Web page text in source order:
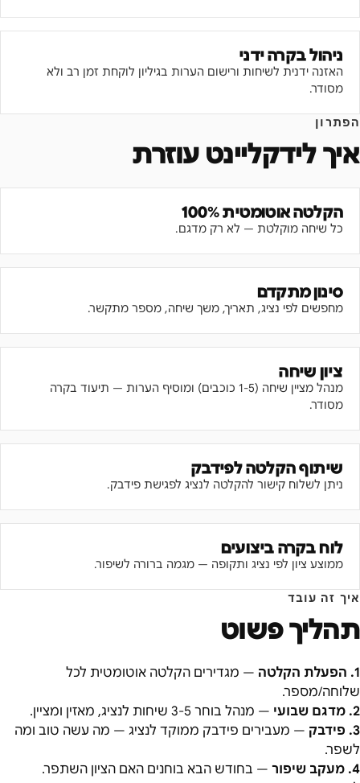
ניהול בקרה ידני
האזנה ידנית לשיחות ורישום הערות בגיליון לוקחת זמן רב ולא
מסודר.
הפתרון
איך לידקליינט עוזרת
הקלטה אוטומטית 100%
כל שיחה מוקלטת — לא רק מדגם.
סינון מתקדם
מחפשים לפי נציג, תאריך, משך שיחה, מספר מתקשר.
ציון שיחה
מנהל מציין שיחה (1-5 כוכבים) ומוסיף הערות — תיעוד בקרה
מסודר.
שיתוף הקלטה לפידבק
ניתן לשלוח קישור להקלטה לנציג לפגישת פידבק.
לוח בקרה ביצועים
ממוצע ציון לפי נציג ותקופה — מגמה ברורה לשיפור.
איך זה עובד
תהליך פשוט
1
. הפעלת הקלטה — מגדירים הקלטה אוטומטית לכל
שלוחה/מספר.
2
. מדגם שבועי — מנהל בוחר 3-5 שיחות לנציג, מאזין ומציין.
3
. פידבק — מעבירים פידבק ממוקד לנציג — מה עשה טוב ומה
לשפר.
4
. מעקב שיפור — בחודש הבא בוחנים האם הציון השתפר.